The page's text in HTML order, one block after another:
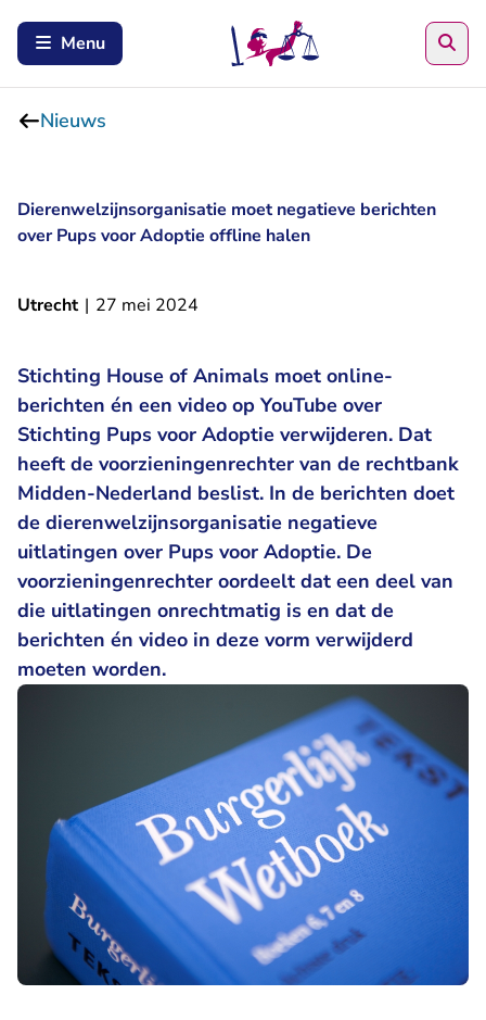
Menu
Nieuws
Dierenwelzijnsorganisatie moet negatieve berichten
over Pups voor Adoptie offline halen
Utrecht | 27 mei 2024
Stichting House of Animals moet online-
berichten én een video op YouTube over
Stichting Pups voor Adoptie verwijderen. Dat
heeft de voorzieningenrechter van de rechtbank
Midden-Nederland beslist. In de berichten doet
de dierenwelzijnsorganisatie negatieve
uitlatingen over Pups voor Adoptie. De
voorzieningenrechter oordeelt dat een deel van
die uitlatingen onrechtmatig is en dat de
berichten én video in deze vorm verwijderd
moeten worden.